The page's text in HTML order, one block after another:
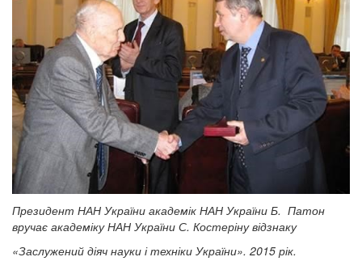
Президент НАН України академік НАН України Б. Патон
вручає академіку НАН України С. Костерінувідзнаку
«Заслужений діяч науки і техніки України». 2015 рік.